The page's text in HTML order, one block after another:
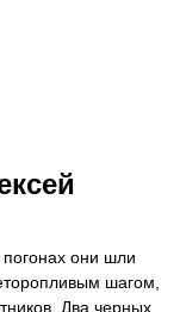
они шли
шагом,
Два черных